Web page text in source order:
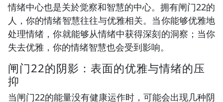
情绪中心也是关於觉察和智慧的中心。拥有闸门22的
人，你的情绪智慧往往与优雅相关。当你能够优雅地
处理情绪，你就能够从情绪中获得深刻的洞察；当你
失去优雅，你的情绪智慧也会受到影响。
闸门22的阴影：表面的优雅与情绪的压
抑
当闸门22的能量没有健康运作时，可能会出现几种阴